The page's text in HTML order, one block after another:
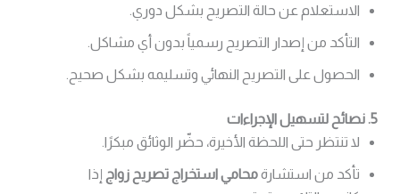
الاستعلام عن حالة التصريح بشكل دوري.
التأكد من إصدار التصريح رسمياً بدون أي مشاكل.
الحصول على التصريح النهائي وتسليمه بشكل صحيح.
5. نصائح لتسهيل الإجراءات
لا تنتظر حتى اللحظة الأخيرة، حضّر الوثائق مبكرًا.
تأكد من استشارةمحامي استخراج تصريح زواج إذا